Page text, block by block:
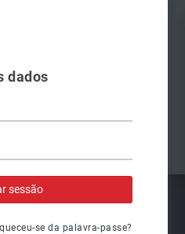
dados
se da palavra-passe?